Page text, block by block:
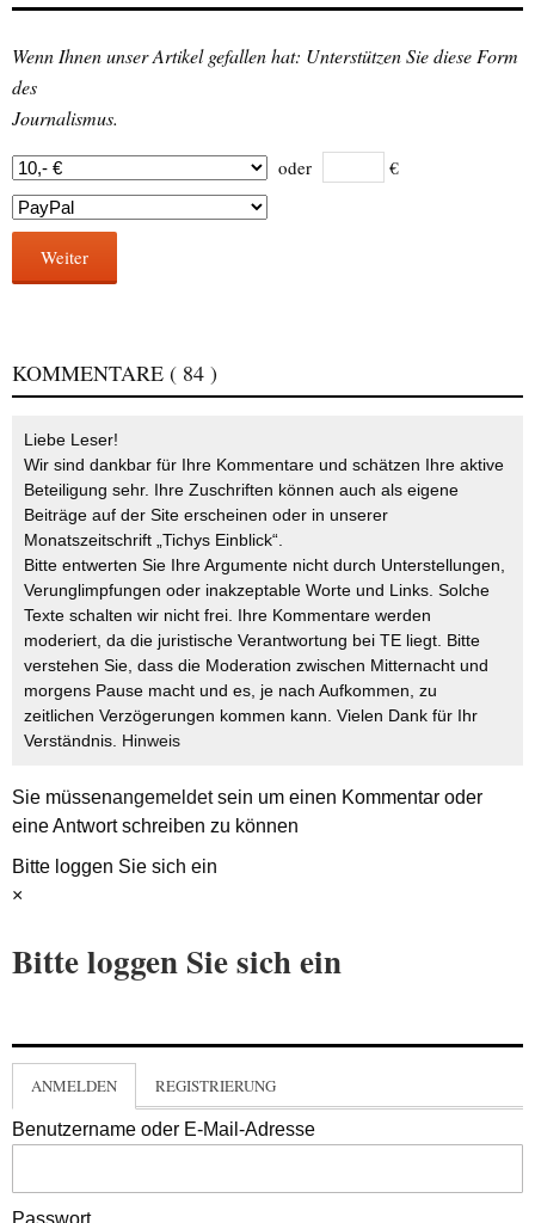
Wenn Ihnen unser Artikel gefallen hat: Unterstützen Sie diese Form
des
Journalismus.
oder €
Weiter
KOMMENTARE ( 84 )
Liebe Leser!
Wir sind dankbar für Ihre Kommentare und schätzen Ihre aktive
Beteiligung sehr. Ihre Zuschriften können auch als eigene
Beiträge auf der Site erscheinen oder in unserer
Monatszeitschrift „Tichys Einblick“.
Bitte entwerten Sie Ihre Argumente nicht durch Unterstellungen,
Verunglimpfungen oder inakzeptable Worte und Links. Solche
Texte schalten wir nicht frei. Ihre Kommentare werden
moderiert, da die juristische Verantwortung bei TE liegt. Bitte
verstehen Sie, dass die Moderation zwischen Mitternacht und
morgens Pause macht und es, je nach Aufkommen, zu
zeitlichen Verzögerungen kommen kann. Vielen Dank für Ihr
Verständnis. Hinweis
Sie müssenangemeldetsein um einen Kommentar oder
eine Antwort schreiben zu können
Bitte loggen Sie sich ein
×
Bitte loggen Sie sich ein
ANMELDEN REGISTRIERUNG
Benutzername oder E-Mail-Adresse
Passwort